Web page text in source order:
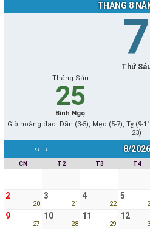
THÁNG 8
7
Thứ
Tháng Sáu
25
Bính Ngọ
Giờ hoàng đạo: Dần (3-5), Mẹo (5-7), Tỵ (9-
23)
‹‹ ‹ 8/2026
CN T2 T3 T4
2
20
3
21
4
22
5
9
27
10
28
11
29
12